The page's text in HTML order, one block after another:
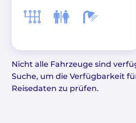
Nicht alle Fahrzeuge sind
Suche, um die Verfügbarkeit
Reisedaten zu prüfen.